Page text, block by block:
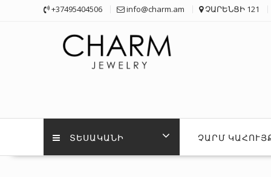
+37495404506 info@charm.am ՉԱՐԵՆՑԻ 121
ՏԵՍԱԿԱՆԻ ՉԱՐՄ